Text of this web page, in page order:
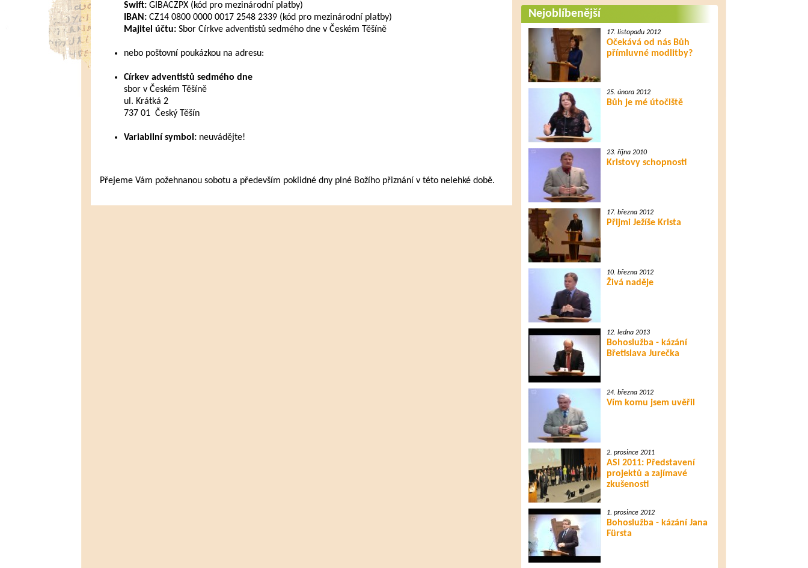
Swift:GIBACZPX (kód pro mezinárodní platby)
IBAN:CZ14 0800 0000 0017 2548 2339 (kód pro mezinárodní platby)
Majitel účtu:Sbor Církve adventistů sedmého dne v Českém Těšíně
nebo poštovní poukázkou na adresu:
Církev adventistů sedmého dne
sbor v Českém Těšíně
ul. Krátká 2
737 01 Český Těšín
Variabilní symbol: neuvádějte!
Přejeme Vám požehnanou sobotu a především poklidné dny plné Božího přiznání v této nelehké době.
Nejoblíbenější
17. listopadu 2012
Očekává od nás Bůh
přímluvné modlitby?
25. února 2012
Bůh je mé útočiště
23. října 2010
Kristovy schopnosti
17. března 2012
Přijmi Ježíše Krista
10. března 2012
Živá naděje
12. ledna 2013
Bohoslužba - kázání
Břetislava Jurečka
24. března 2012
Vím komu jsem uvěřil
2. prosince 2011
ASI 2011: Představení
projektů a zajímavé
zkušenosti
1. prosince 2012
Bohoslužba - kázání Jana
Fürsta